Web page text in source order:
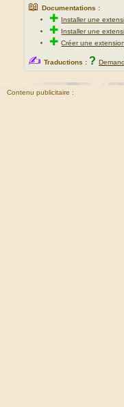
📖 Documentations :
✚ Installer une
✚ Installer une
✚Créer une extension
✍ Traductions : ?
Contenu publicitaire :